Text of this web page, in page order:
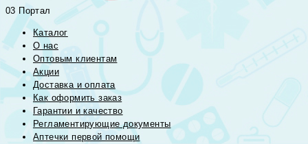
03 Портал
Каталог
О нас
Оптовым клиентам
Акции
Доставка и оплата
Как оформить заказ
Гарантии и качество
Регламентирующие документы
Аптечки первой помощи